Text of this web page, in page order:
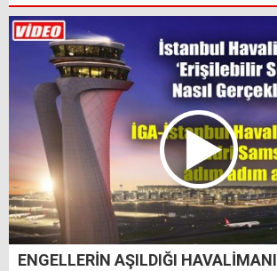
ENGELLERİN AŞILDIĞI HAVALİMANI